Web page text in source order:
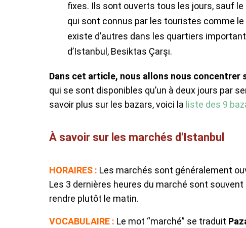
fixes. Ils sont ouverts tous les jours, sauf
qui sont connus par les touristes comme le
existe d’autres dans les quartiers
d’Istanbul, Besiktas Çarşı.
Dans cet article, nous allons nous concentrer
qui se sont disponibles qu’un à deux jours par
savoir plus sur les bazars, voici la liste des 9
À savoir sur les marchés d'Istanbul
HORAIRES : Les marchés sont généralement
Les 3 dernières heures du marché sont
rendre plutôt le matin.
VOCABULAIRE : Le mot “marché” se traduit